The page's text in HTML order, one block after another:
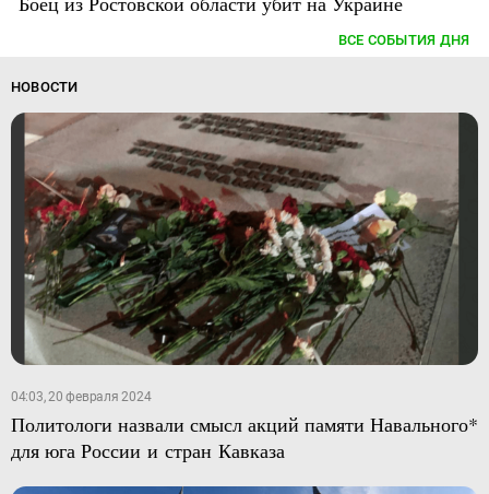
ВСЕ СОБЫТИЯ ДНЯ
НОВОСТИ
04:03, 20 февраля 2024
Политологи назвали смысл акций памяти Навального*
для юга России и стран Кавказа